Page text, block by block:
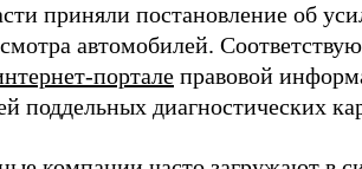
приняли постановление об
автомобилей.
портале правовой
поддельных диагностических